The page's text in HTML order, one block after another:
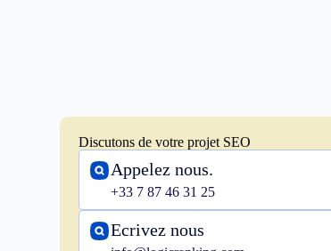
Discutons de votre projet SEO
Appelez nous.
+33 7 87 46 31 25
Ecrivez nous